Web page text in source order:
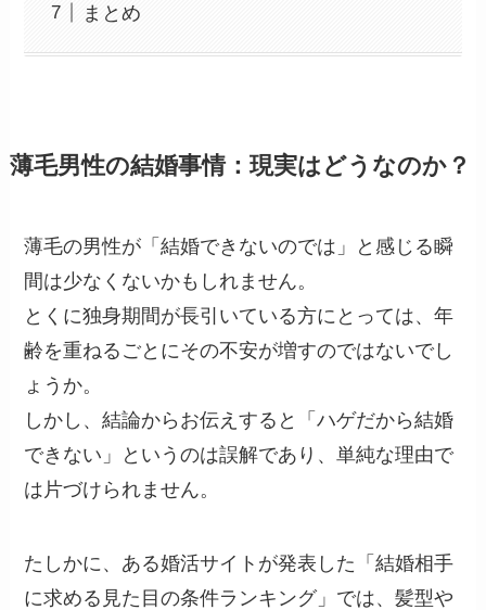
まとめ
薄毛男性の結婚事情：現実はどうなのか？
薄毛の男性が「結婚できないのでは」と感じる瞬
間は少なくないかもしれません。
とくに独身期間が長引いている方にとっては、年
齢を重ねるごとにその不安が増すのではないでし
ょうか。
しかし、結論からお伝えすると「ハゲだから結婚
できない」というのは誤解であり、単純な理由で
は片づけられません。
たしかに、ある婚活サイトが発表した「結婚相手
に求める見た目の条件ランキング」では、髪型や